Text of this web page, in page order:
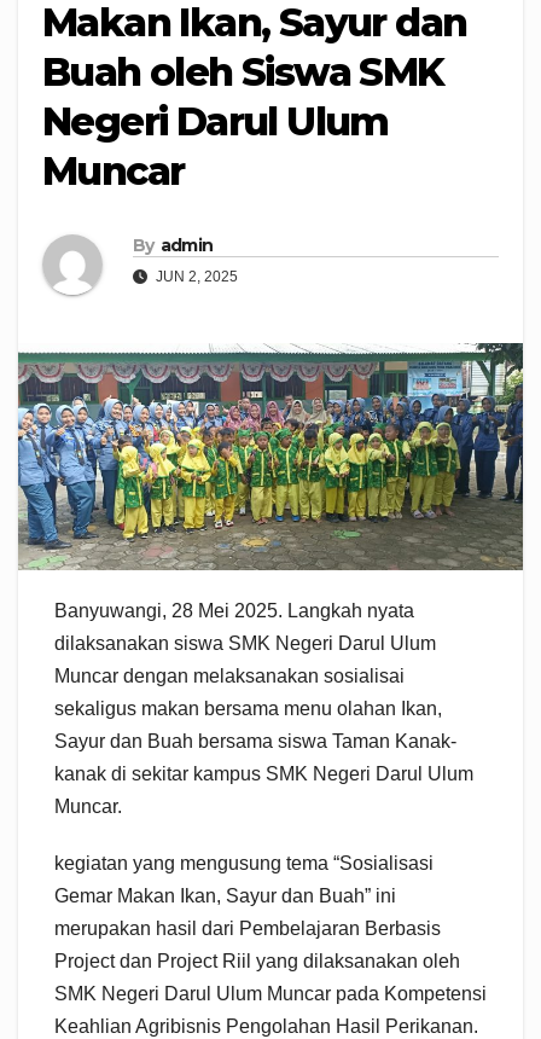
Makan Ikan, Sayur dan
Buah oleh Siswa SMK
Negeri Darul Ulum
Muncar
By admin
JUN 2, 2025
Banyuwangi, 28 Mei 2025. Langkah nyata
dilaksanakan siswa SMK Negeri Darul Ulum
Muncar dengan melaksanakan sosialisai
sekaligus makan bersama menu olahan Ikan,
Sayur dan Buah bersama siswa Taman Kanak-
kanak di sekitar kampus SMK Negeri Darul Ulum
Muncar.
kegiatan yang mengusung tema “Sosialisasi
Gemar Makan Ikan, Sayur dan Buah” ini
merupakan hasil dari Pembelajaran Berbasis
Project dan Project Riil yang dilaksanakan oleh
SMK Negeri Darul Ulum Muncar pada Kompetensi
Keahlian Agribisnis Pengolahan Hasil Perikanan.